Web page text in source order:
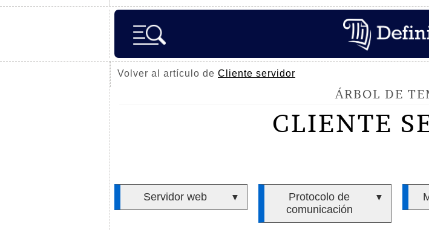
Volver al artículo de Cliente servidor
ÁRBOL DE
CLIENTE
Servidor web ▼
Protocolo de
comunicación
▼